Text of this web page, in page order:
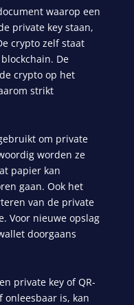
waarop een
private keystaan,
cryptozelf staat
De
crypto op het
strikt
om private
worden ze
papier kan
gaan. Ook het
van de private
Voor nieuwe opslag
doorgaans
private key of QR-
onleesbaar is, kan